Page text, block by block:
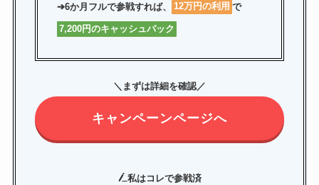
➔6か月フルで参戦すれば、 12万円の利用 で
7,200円のキャッシュバック
＼まずは詳細を確認／
キャンペーンページへ
私はコレで参戦済